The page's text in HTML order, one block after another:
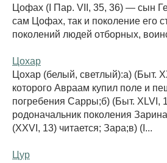
Цофах (I Пар. VII, 35, 36) — сын
сам Цофах, так и поколение его
поколений людей отборных,
Цохар
Цохар (белый, светлый):а) (Быт.
которого Авраам купил поле и
погребения Сарры;б) (Быт.
родоначальник поколения
(XXVI, 13) читается; Зара;в) (I...
Цур